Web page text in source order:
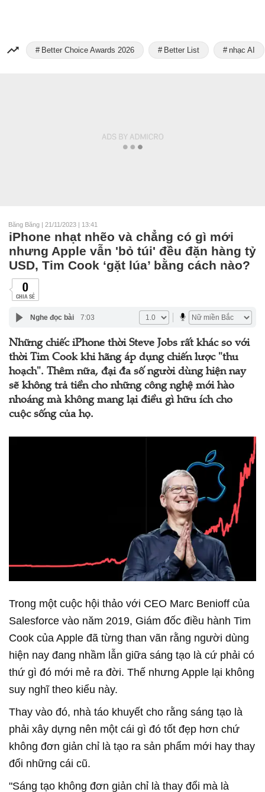
Better Choice Awards 2026 Better List nhạc AI
Băng Băng | 21/11/2023 | 13:41
iPhone nhạt nhẽo và chẳng có gì mới
nhưng Apple vẫn 'bỏ túi' đều đặn hàng tỷ
USD, Tim Cook ‘gặt lúa’ bằng cách nào?
0
CHIA SẺ
Nghe đọc bài 7:03
Những chiếc iPhone thời Steve Jobs rất khác so với
thời Tim Cook khi hãng áp dụng chiến lược "thu
hoạch". Thêm nữa, đại đa số người dùng hiện nay
sẽ không trả tiền cho những công nghệ mới hào
nhoáng mà không mang lại điều gì hữu ích cho
cuộc sống của họ.
Trong một cuộc hội thảo với CEO Marc Benioff của
Salesforce vào năm 2019, Giám đốc điều hành Tim
Cook của Apple đã từng than vãn rằng người dùng
hiện nay đang nhầm lẫn giữa sáng tạo là cứ phải có
thứ gì đó mới mẻ ra đời. Thế nhưng Apple lại không
suy nghĩ theo kiểu này.
Thay vào đó, nhà táo khuyết cho rằng sáng tạo là
phải xây dựng nên một cái gì đó tốt đẹp hơn chứ
không đơn giản chỉ là tạo ra sản phẩm mới hay thay
đổi những cái cũ.
"Sáng tạo không đơn giản chỉ là thay đổi mà là